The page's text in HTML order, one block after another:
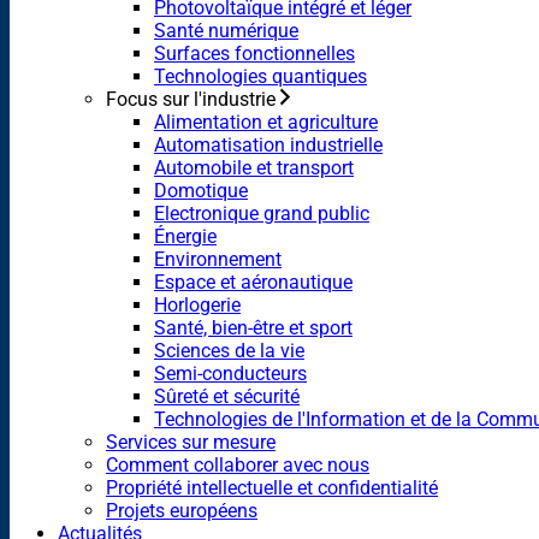
Photovoltaïque intégré et léger
Santé numérique
Surfaces fonctionnelles
Technologies quantiques
Focus sur l'industrie
Alimentation et agriculture
Automatisation industrielle
Automobile et transport
Domotique
Electronique grand public
Énergie
Environnement
Espace et aéronautique
Horlogerie
Santé, bien-être et sport
Sciences de la vie
Semi-conducteurs
Sûreté et sécurité
Technologies de l'Information et de la
Services sur mesure
Comment collaborer avec nous
Propriété intellectuelle et confidentialité
Projets européens
Actualités